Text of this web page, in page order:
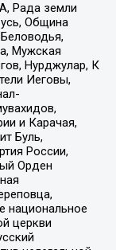
Рада земли
Община
Мужская
Нурджулар, К
Иеговы,
и Карачая,
Буль,
России,
Орден
национальное
церкви